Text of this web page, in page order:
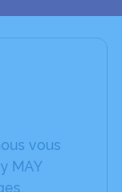
vous
MAY